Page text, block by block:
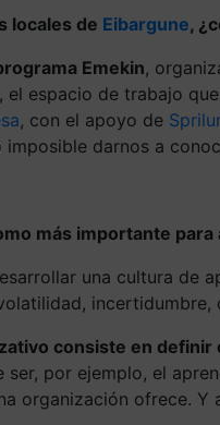
locales de Eibargune,
Emekin,
espacio de trabajo
, con el apoyo de
darnos a
más importante
una cultura
consiste en
por ejemplo, el
organización ofrece. Y